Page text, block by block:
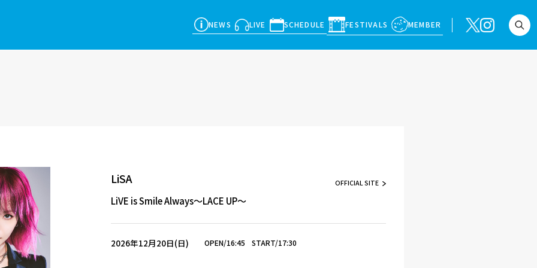
NEWS LIVE SCHEDULE FESTIVALS MEMBER
LiSA OFFICIAL SITE
LiVE is Smile Always～LACE UP～
2026年12月20日(日) OPEN/16:45 START/17:30